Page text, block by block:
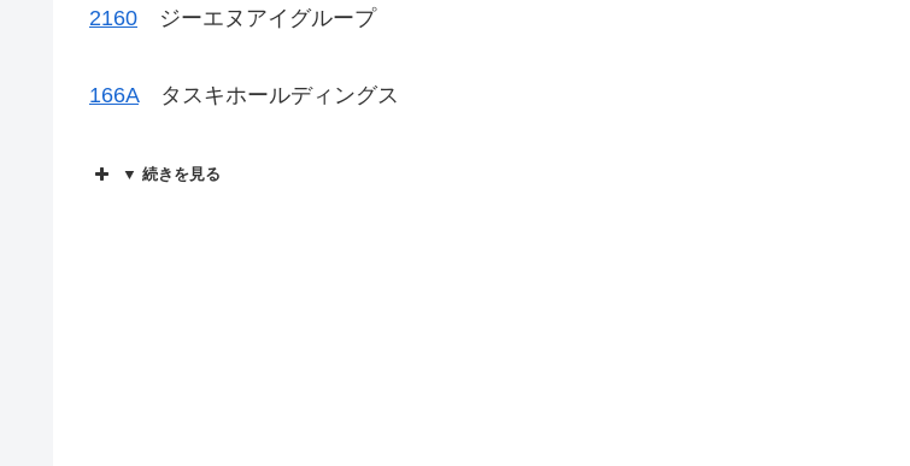
2160 ジーエヌアイグループ
166Aタスキホールディングス
▼ 続きを見る